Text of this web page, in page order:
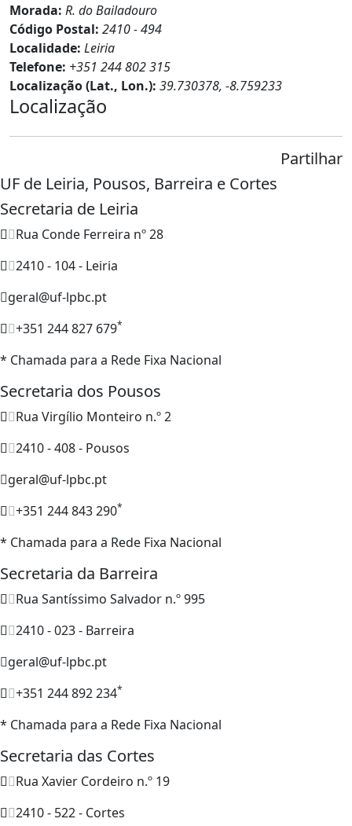
Morada: R. do Bailadouro
Código Postal: 2410 - 494
Localidade: Leiria
Telefone: +351 244 802 315
Localização (Lat., Lon.): 39.730378, -8.759233
Localização
Partilhar
UF de Leiria, Pousos, Barreira e Cortes
Secretaria de Leiria
Rua Conde Ferreira nº 28
2410 - 104 - Leiria
geral@uf-lpbc.pt
+351 244 827 679*
* Chamada para a Rede Fixa Nacional
Secretaria dos Pousos
Rua Virgílio Monteiro n.º 2
2410 - 408 - Pousos
geral@uf-lpbc.pt
+351 244 843 290*
* Chamada para a Rede Fixa Nacional
Secretaria da Barreira
Rua Santíssimo Salvador n.º 995
2410 - 023 - Barreira
geral@uf-lpbc.pt
+351 244 892 234*
* Chamada para a Rede Fixa Nacional
Secretaria das Cortes
Rua Xavier Cordeiro n.º 19
2410 - 522 - Cortes